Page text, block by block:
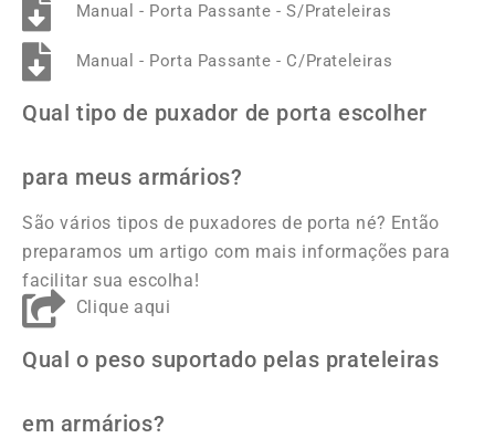
Manual - Porta Passante - S/Prateleiras
Manual - Porta Passante - C/Prateleiras
Qual tipo de puxador de porta escolher
para meus armários?
São vários tipos de puxadores de porta né? Então
preparamos um artigo com mais informações para
facilitar sua escolha!
Clique aqui
Qual o peso suportado pelas prateleiras
em armários?